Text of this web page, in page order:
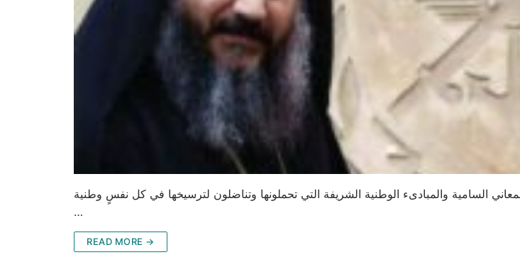
السامية والمبادىء الوطنية الشريفة التي تحملونها وتناضلون لترسيخها في كل نفسٍ وطنية،
…
READ MORE →